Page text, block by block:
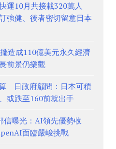
運10月共接載320萬人
強健、後者密切留意日本
造成110億美元永久經濟
前景仍樂觀
日政府顧問：日本可積
或跌至160前就出手
信曝光：AI領先優勢收
面臨嚴峻挑戰